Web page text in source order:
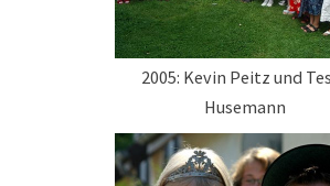
2005: Kevin Peitz und
Husemann